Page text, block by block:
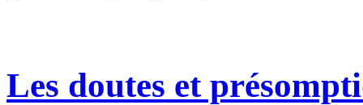
Les doutes et